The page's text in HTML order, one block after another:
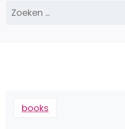
Zoeken
naar:
books